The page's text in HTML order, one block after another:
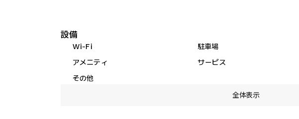
設備
Wi-Fi 駐車場
アメニティ
サービス
その他
全体表示